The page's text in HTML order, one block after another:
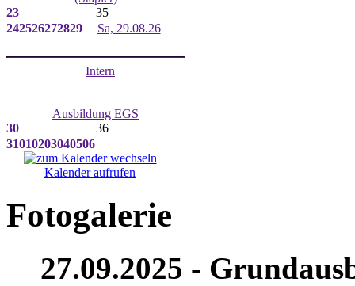
23
35
242526272829 Sa, 29.08.26
Intern
Ausbildung EGS
30
36
31010203040506
Kalender aufrufen
Fotogalerie
27.09.2025 -